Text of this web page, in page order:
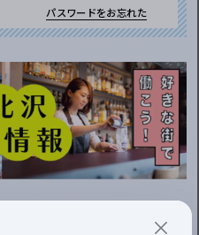
パスワードをお忘れた